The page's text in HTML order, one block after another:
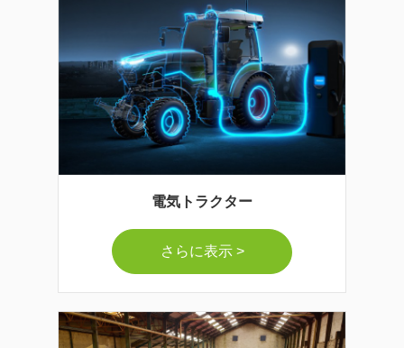
電気トラクター
さらに表示 >